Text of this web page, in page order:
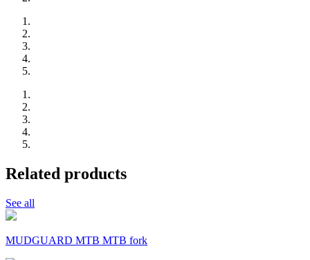
Related products
See all
MUDGUARD MTB MTB fork